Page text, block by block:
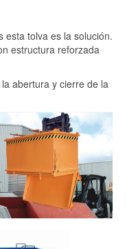
esta tolva es la solución.
estructura reforzada
abertura y cierre de la